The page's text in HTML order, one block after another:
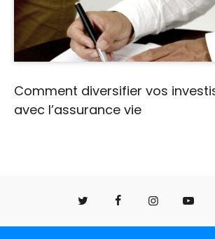
Comment diversifier vos
avec l’assurance vie